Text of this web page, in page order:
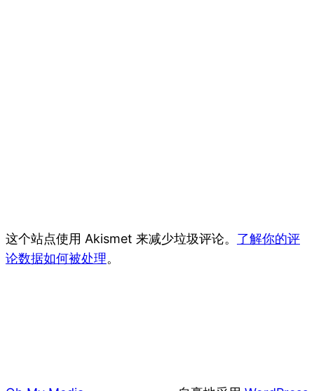
这个站点使用 Akismet 来减少垃圾评论。 了解你的评
论数据如何被处理。